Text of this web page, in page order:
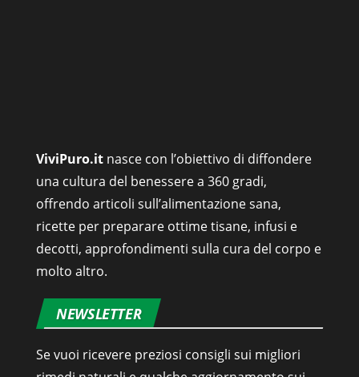
ViviPuro.it nasce con l’obiettivo di diffondere
una cultura del benessere a 360 gradi,
offrendo articoli sull’alimentazione sana,
ricette per preparare ottime tisane, infusi e
decotti, approfondimenti sulla cura del corpo e
molto altro.
NEWSLETTER
Se vuoi ricevere preziosi consigli sui migliori